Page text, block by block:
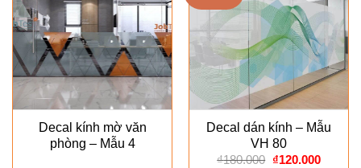
Decal kính mờ văn
phòng – Mẫu 4
Decal dán kính – Mẫu
VH 80
₫180.000 Giá
₫120.000Giá